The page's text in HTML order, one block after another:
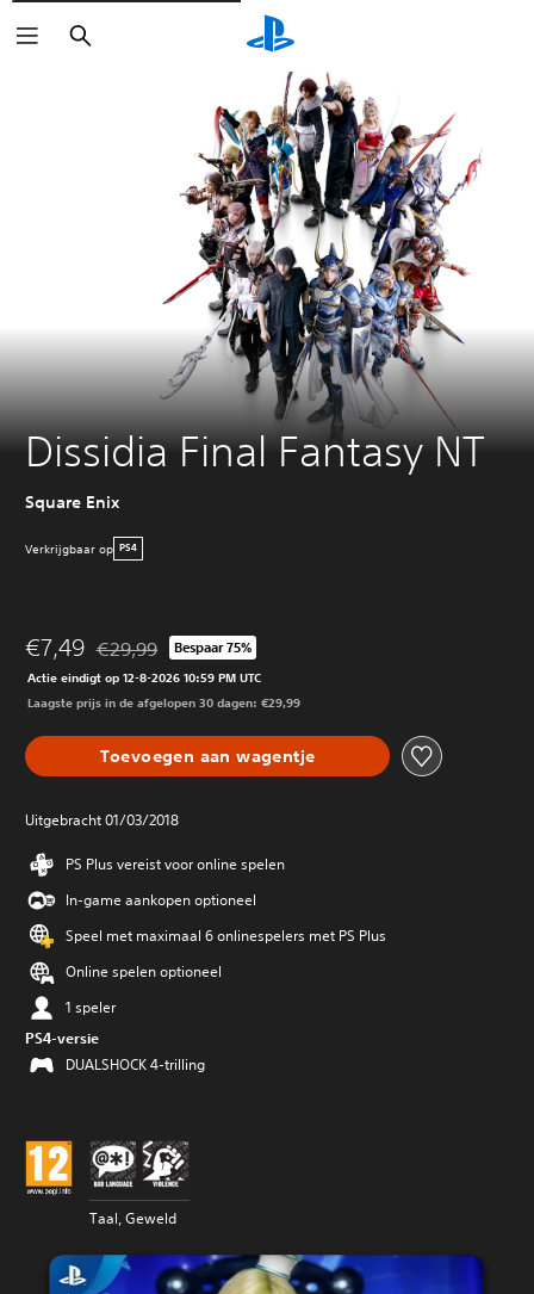
Zoeken
Dissidia Final Fantasy NT
Square Enix
Verkrijgbaar op PS4
€7,49 Korting ten opzichte van de oorspronkelijke prijs van
€29,99 Bespaar 75%
Actie eindigt op 12-8-2026 10:59 PM UTC
Laagste prijs in de afgelopen 30 dagen: €29,99
Toevoegen aan wagentje
Uitgebracht 01/03/2018
PS Plus vereist voor online spelen
In-game aankopen optioneel
Speel met maximaal 6 onlinespelers met PS Plus
Online spelen optioneel
1 speler
PS4-versie
DUALSHOCK 4-trilling
Taal, Geweld